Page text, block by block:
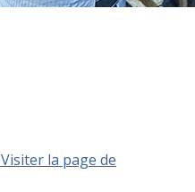
Visiter la page de